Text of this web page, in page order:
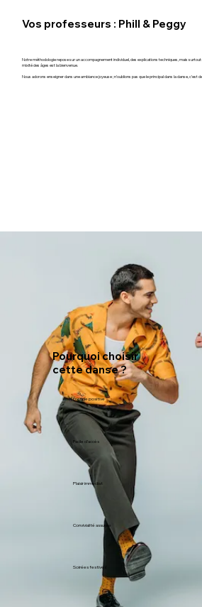
Vos professeurs : Phill & Peggy
Notre méthodologie repose sur un accompagnement individuel, des explications techniques, mais surtout
mixité des âges est la bienvenue.
Nous adorons enseigner dans une ambiance joyeuse ; n’oublions pas que le principal dans la danse, c’est
Énergie positive
Facile d’accès
Plaisir immédiat
Convivialité assurée
Soirées festives
Pourquoi choisir
cette danse ?